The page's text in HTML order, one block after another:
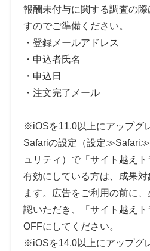
報酬未付与に関する調査の
すのでご準備ください。
・登録メールアドレス
・申込者氏名
・申込日
・注文完了メール
※iOSを11.0以上にアップグ
Safariの設定（設定≫Safari≫
ュリティ）で「サイト越え
有効にしている方は、成果
ます。広告をご利用の前に
認いただき、「サイト越え
OFFにしてください。
※iOSを14.0以上にアップグ